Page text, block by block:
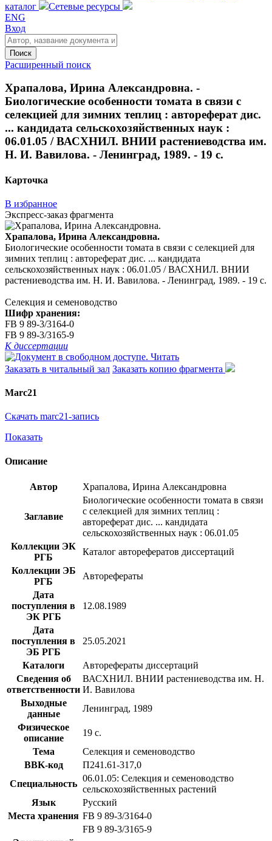
каталог
Сетевые ресурсы
ENG
Вход
Поиск
Расширенный поиск
Храпалова, Ирина Александровна. -
Биологические особенности томата в связи с
селекцией для зимних теплиц : автореферат дис.
... кандидата сельскохозяйственных наук :
06.01.05 / ВАСХНИЛ. ВНИИ растениеводства им.
Н. И. Вавилова. - Ленинград, 1989. - 19 с.
Карточка
В избранное
Экспресс-заказ фрагмента
Храпалова, Ирина Александровна.
Биологические особенности томата в связи с селекцией для
зимних теплиц : автореферат дис. ... кандидата
сельскохозяйственных наук : 06.01.05 / ВАСХНИЛ. ВНИИ
растениеводства им. Н. И. Вавилова. - Ленинград, 1989. - 19 с.
Селекция и семеноводство
Шифр хранения:
FB 9 89-3/3164-0
FB 9 89-3/3165-9
К диссертации
Читать
Заказать в читальный зал Заказать копию фрагмента
Marc21
Скачать marc21-запись
Показать
Описание
Автор Храпалова, Ирина Александровна
Заглавие
Биологические особенности томата в связи
с селекцией для зимних теплиц :
автореферат дис. ... кандидата
сельскохозяйственных наук : 06.01.05
Коллекции ЭК
РГБ
Каталог авторефератов диссертаций
Коллекции ЭБ
РГБ
Авторефераты
Дата
поступления в
ЭК РГБ
12.08.1989
Дата
поступления в
ЭБ РГБ
25.05.2021
Каталоги
Авторефераты диссертаций
Сведения об
ответственности
ВАСХНИЛ. ВНИИ растениеводства им. Н.
И. Вавилова
Выходные
данные
Ленинград, 1989
Физическое
описание
19 с.
Тема
Селекция и семеноводство
BBK-код
П241.61-317,0
Специальность
06.01.05: Селекция и семеноводство
сельскохозяйственных растений
Язык
Русский
Места хранения FB 9 89-3/3164-0
FB 9 89-3/3165-9